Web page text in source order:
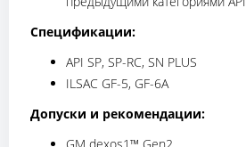
Спецификации:
API SP, SP-RC, SN PLUS
ILSAC GF-5, GF-6A
Допуски и рекомендации:
GM dexos1™ Gen2